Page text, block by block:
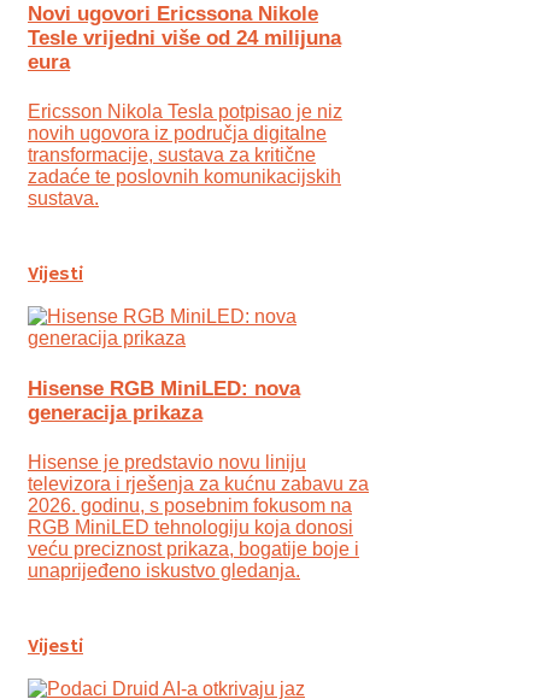
Novi ugovori Ericssona Nikole
Tesle vrijedni više od 24 milijuna
eura
Ericsson Nikola Tesla potpisao je niz
novih ugovora iz područja digitalne
transformacije, sustava za kritične
zadaće te poslovnih komunikacijskih
sustava.
Vijesti
Hisense RGB MiniLED: nova
generacija prikaza
Hisense je predstavio novu liniju
televizora i rješenja za kućnu zabavu za
2026. godinu, s posebnim fokusom na
RGB MiniLED tehnologiju koja donosi
veću preciznost prikaza, bogatije boje i
unaprijeđeno iskustvo gledanja.
Vijesti